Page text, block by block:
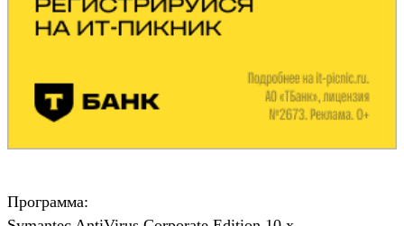
Программа: